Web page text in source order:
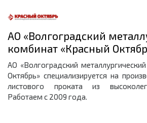
АО «Волгоградский
комбинат «Красный
АО «Волгоградский
Октябрь» специализируется на
листового проката из
Работаем с 2009 года.